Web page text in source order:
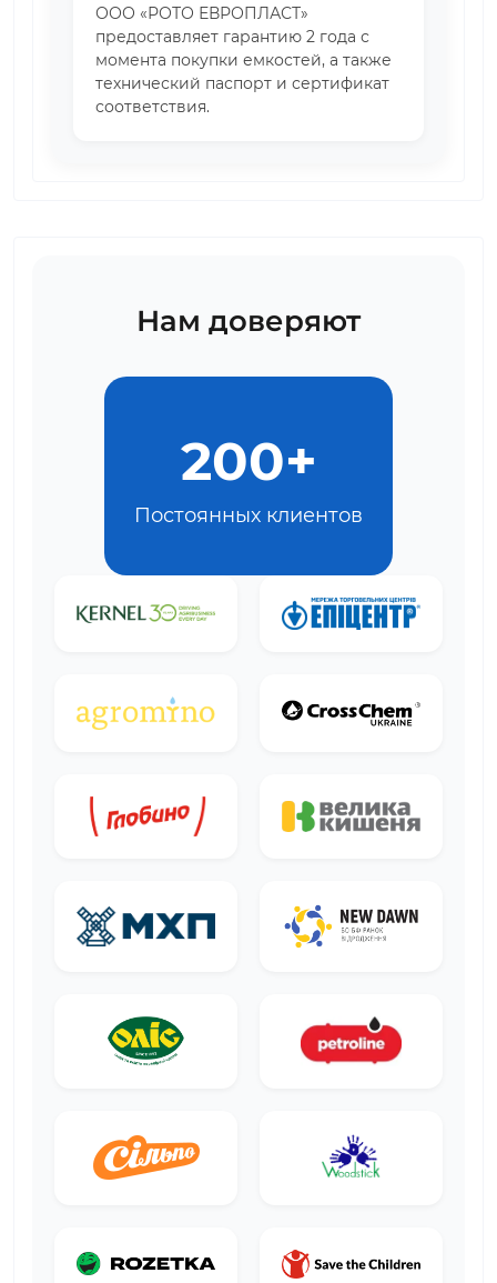
ООО «РОТО ЕВРОПЛАСТ»
предоставляет гарантию 2 года с
момента покупки емкостей, а также
технический паспорт и сертификат
соответствия.
Нам доверяют
200+
Постоянных клиентов